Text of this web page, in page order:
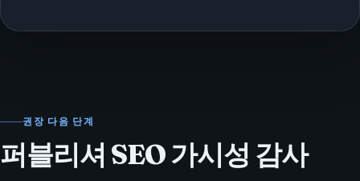
권장 다음 단계
퍼블리셔 SEO 가시성 감사